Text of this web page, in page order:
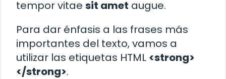
tempor vitae sit amet augue.
Para dar énfasis a las frases más
importantes del texto, vamos a
utilizar las etiquetas HTML <strong>
</strong>.